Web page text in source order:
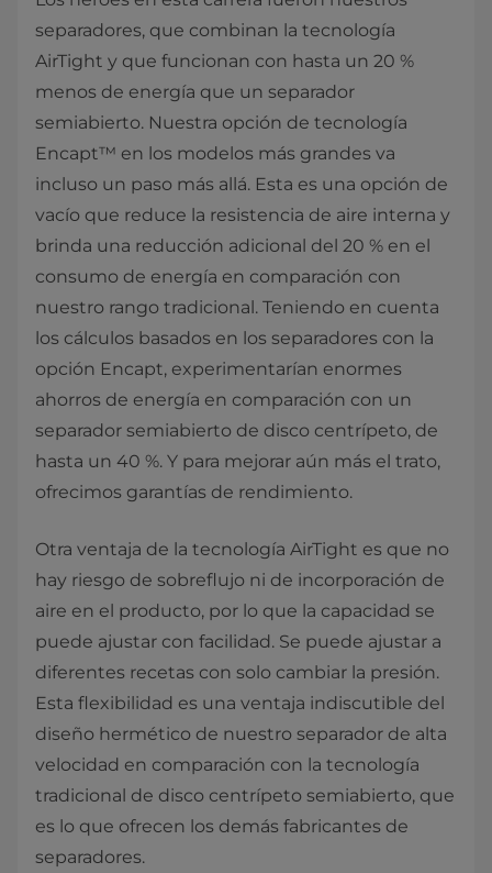
separadores, que combinan la tecnología
AirTight y que funcionan con hasta un 20 %
menos de energía que un separador
semiabierto. Nuestra opción de tecnología
Encapt™ en los modelos más grandes va
incluso un paso más allá. Esta es una opción de
vacío que reduce la resistencia de aire interna y
brinda una reducción adicional del 20 % en el
consumo de energía en comparación con
nuestro rango tradicional. Teniendo en cuenta
los cálculos basados en los separadores con la
opción Encapt, experimentarían enormes
ahorros de energía en comparación con un
separador semiabierto de disco centrípeto, de
hasta un 40 %. Y para mejorar aún más el trato,
ofrecimos garantías de rendimiento.
Otra ventaja de la tecnología AirTight es que no
hay riesgo de sobreflujo ni de incorporación de
aire en el producto, por lo que la capacidad se
puede ajustar con facilidad. Se puede ajustar a
diferentes recetas con solo cambiar la presión.
Esta flexibilidad es una ventaja indiscutible del
diseño hermético de nuestro separador de alta
velocidad en comparación con la tecnología
tradicional de disco centrípeto semiabierto, que
es lo que ofrecen los demás fabricantes de
separadores.